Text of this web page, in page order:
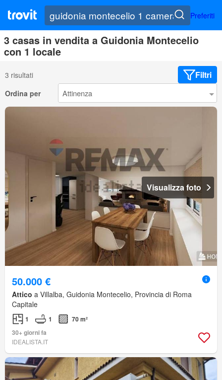
Preferiti
3 casas in vendita a Guidonia Montecelio
con 1 locale
3 risultati Filtri
Ordina per
Visualizza foto
50.000 €
Attico a Villalba, Guidonia Montecelio, Provincia di Roma
Capitale
1 1
70 m²
30+ giorni fa
IDEALISTA.IT